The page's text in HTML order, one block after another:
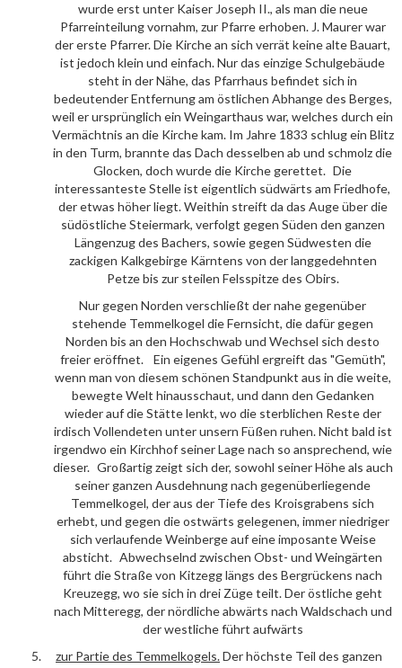
wurde erst unter Kaiser Joseph II., als man die neue
Pfarreinteilung vornahm, zur Pfarre erhoben. J. Maurer war
der erste Pfarrer. Die Kirche an sich verrät keine alte Bauart,
ist jedoch klein und einfach. Nur das einzige Schulgebäude
steht in der Nähe, das Pfarrhaus befindet sich in
bedeutender Entfernung am östlichen Abhange des Berges,
weil er ursprünglich ein Weingarthaus war, welches durch ein
Vermächtnis an die Kirche kam. Im Jahre 1833 schlug ein Blitz
in den Turm, brannte das Dach desselben ab und schmolz die
Glocken, doch wurde die Kirche gerettet. Die
interessanteste Stelle ist eigentlich südwärts am Friedhofe,
der etwas höher liegt. Weithin streift da das Auge über die
südöstliche Steiermark, verfolgt gegen Süden den ganzen
Längenzug des Bachers, sowie gegen Südwesten die
zackigen Kalkgebirge Kärntens von der langgedehnten
Petze bis zur steilen Felsspitze des Obirs.
Nur gegen Norden verschließt der nahe gegenüber
stehende Temmelkogel die Fernsicht, die dafür gegen
Norden bis an den Hochschwab und Wechsel sich desto
freier eröffnet. Ein eigenes Gefühl ergreift das "Gemüth",
wenn man von diesem schönen Standpunkt aus in die weite,
bewegte Welt hinausschaut, und dann den Gedanken
wieder auf die Stätte lenkt, wo die sterblichen Reste der
irdisch Vollendeten unter unsern Füßen ruhen. Nicht bald ist
irgendwo ein Kirchhof seiner Lage nach so ansprechend, wie
dieser. Großartig zeigt sich der, sowohl seiner Höhe als auch
seiner ganzen Ausdehnung nach gegenüberliegende
Temmelkogel, der aus der Tiefe des Kroisgrabens sich
erhebt, und gegen die ostwärts gelegenen, immer niedriger
sich verlaufende Weinberge auf eine imposante Weise
absticht. Abwechselnd zwischen Obst- und Weingärten
führt die Straße von Kitzegg längs des Bergrückens nach
Kreuzegg, wo sie sich in drei Züge teilt. Der östliche geht
nach Mitteregg, der nördliche abwärts nach Waldschach und
der westliche führt aufwärts
zur Partie des Temmelkogels.Der höchste Teil des ganzen